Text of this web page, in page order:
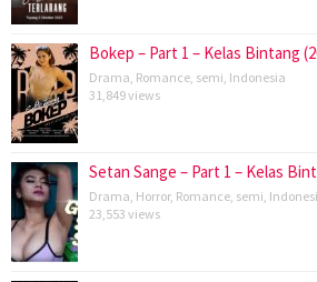
Bokep – Part 1 – Kelas Bintang
Drama Romance semi Indonesia
31,849 views
Setan Sange – Part 1 – Kelas
Drama Horror, Romance semi
23,553 views